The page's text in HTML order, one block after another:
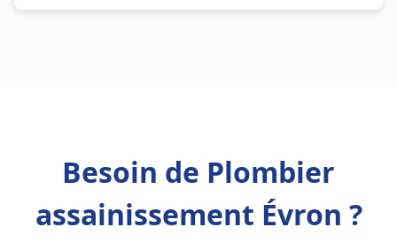
Besoin de Plombier
assainissement Évron ?